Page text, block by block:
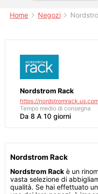
Home Negozi
Nordstrom Rack
https://
Tempo medio di consegna
Da 8 A 10 giorni
Nordstrom Rack
Nordstrom Rack è un
vasta selezione di
qualità. Se hai effettuato